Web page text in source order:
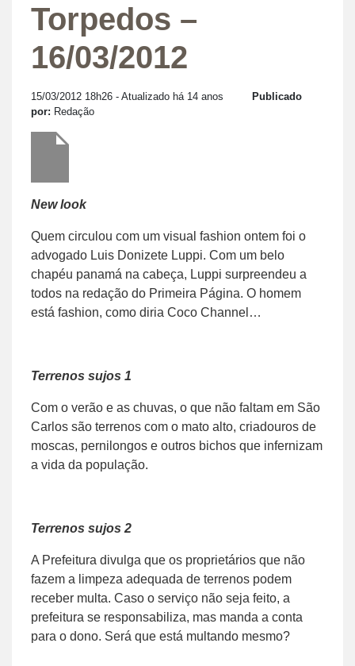
Torpedos –
16/03/2012
15/03/2012 18h26 - Atualizado há 14 anos
Publicado
por: Redação
New look
Quem circulou com um visual fashion ontem foi o
advogado Luis Donizete Luppi. Com um belo
chapéu panamá na cabeça, Luppi surpreendeu a
todos na redação do Primeira Página. O homem
está fashion, como diria Coco Channel…
Terrenos sujos 1
Com o verão e as chuvas, o que não faltam em São
Carlos são terrenos com o mato alto, criadouros de
moscas, pernilongos e outros bichos que infernizam
a vida da população.
Terrenos sujos 2
A Prefeitura divulga que os proprietários que não
fazem a limpeza adequada de terrenos podem
receber multa. Caso o serviço não seja feito, a
prefeitura se responsabiliza, mas manda a conta
para o dono. Será que está multando mesmo?